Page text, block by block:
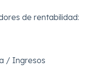
de rentabilidad:
/ Ingresos